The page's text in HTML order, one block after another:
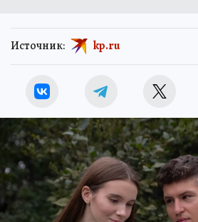
Источник: kp.ru